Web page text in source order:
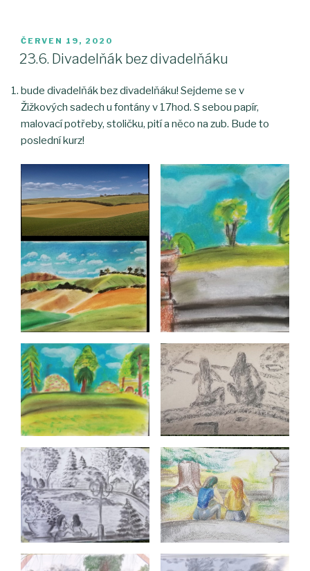
PUBLIKOVÁNO
ČERVEN 19, 2020
23.6. Divadelňák bez divadelňáku
bude divadelňák bez divadelňáku! Sejdeme se v
Žižkových sadech u fontány v 17hod. S sebou papír,
malovací potřeby, stoličku, pití a něco na zub. Bude to
poslední kurz!